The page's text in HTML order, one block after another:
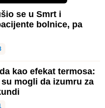
se u Smrt i
bolnice, pa
kao efekat termosa:
mogli da izumru za